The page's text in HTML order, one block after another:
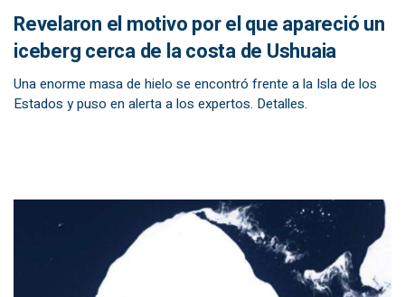
Revelaron el motivo por el que apareció un
iceberg cerca de la costa de Ushuaia
Una enorme masa de hielo se encontró frente a la Isla de los
Estados y puso en alerta a los expertos. Detalles.